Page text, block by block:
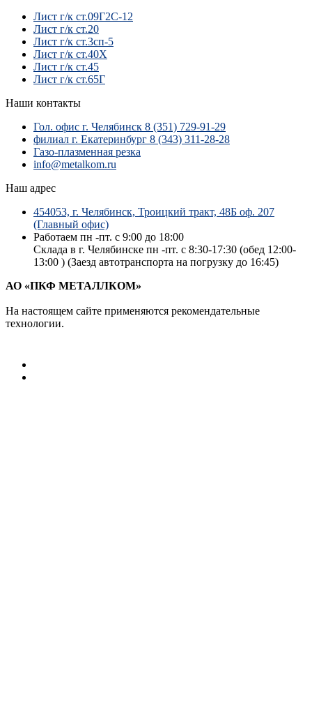
Лист г/к ст.09Г2С-12
Лист г/к ст.20
Лист г/к ст.3сп-5
Лист г/к ст.40Х
Лист г/к ст.45
Лист г/к ст.65Г
Наши контакты
Гол. офис г. Челябинск 8 (351) 729-91-29
филиал г. Екатеринбург 8 (343) 311-28-28
Газо-плазменная резка
info@metalkom.ru
Наш адрес
454053, г. Челябинск, Троицкий тракт, 48Б оф. 207
(Главный офис)
Работаем пн -пт. с 9:00 до 18:00
Склада в г. Челябинске пн -пт. с 8:30-17:30 (обед 12:00-
13:00 ) (Заезд автотранспорта на погрузку до 16:45)
АО «ПКФ МЕТАЛЛКОМ»
На настоящем сайте применяются рекомендательные
технологии.